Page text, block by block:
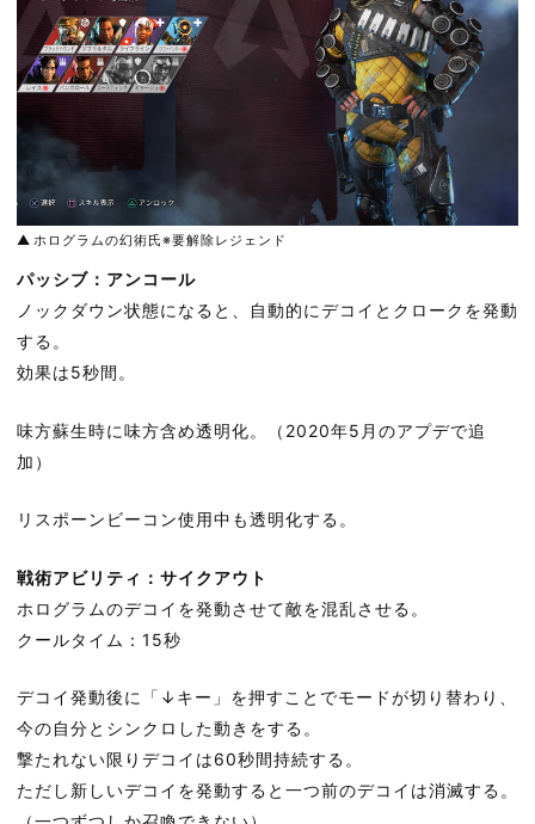
ホログラムの幻術氏※要解除レジェンド
パッシブ：アンコール
ノックダウン状態になると、自動的にデコイとクロークを発動
する。
効果は5秒間。
味方蘇生時に味方含め透明化。（2020年5月のアプデで追
加）
リスポーンビーコン使用中も透明化する。
戦術アビリティ：サイクアウト
ホログラムのデコイを発動させて敵を混乱させる。
クールタイム：15秒
デコイ発動後に「↓キー」を押すことでモードが切り替わり、
今の自分とシンクロした動きをする。
撃たれない限りデコイは60秒間持続する。
ただし新しいデコイを発動すると一つ前のデコイは消滅する。